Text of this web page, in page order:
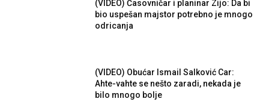
(VIDEO) Časovničar i planinar Zijo: Da bi
bio uspešan majstor potrebno je mnogo
odricanja
(VIDEO) Obućar Ismail Salković Car:
Ahte-vahte se nešto zaradi, nekada je
bilo mnogo bolje